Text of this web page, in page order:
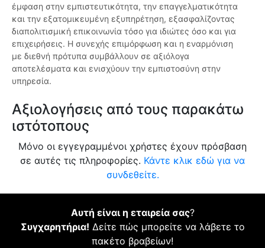
έμφαση στην εμπιστευτικότητα, την επαγγελματικότητα
και την εξατομικευμένη εξυπηρέτηση, εξασφαλίζοντας
διαπολιτισμική επικοινωνία τόσο για ιδιώτες όσο και για
επιχειρήσεις. Η συνεχής επιμόρφωση και η εναρμόνιση
με διεθνή πρότυπα συμβάλλουν σε αξιόλογα
αποτελέσματα και ενισχύουν την εμπιστοσύνη στην
υπηρεσία.
Αξιολογήσεις από τους παρακάτω
ιστότοπους
Μόνο οι εγγεγραμμένοι χρήστες έχουν πρόσβαση
σε αυτές τις πληροφορίες. Κάντε κλικ εδώ για να
συνδεθείτε.
Αυτή είναι η εταιρεία σας?
Συγχαρητήρια! Δείτε πώς μπορείτε να λάβετε το
πακέτο βραβείων!